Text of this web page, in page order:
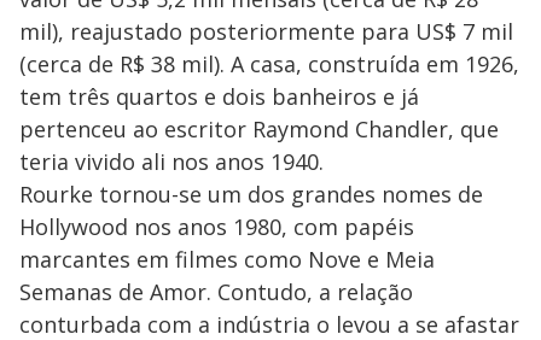
mil), reajustado posteriormente para US$ 7 mil
(cerca de R$ 38 mil). A casa, construída em 1926,
tem três quartos e dois banheiros e já
pertenceu ao escritor Raymond Chandler, que
teria vivido ali nos anos 1940.
Rourke tornou-se um dos grandes nomes de
Hollywood nos anos 1980, com papéis
marcantes em filmes como Nove e Meia
Semanas de Amor. Contudo, a relação
conturbada com a indústria o levou a se afastar